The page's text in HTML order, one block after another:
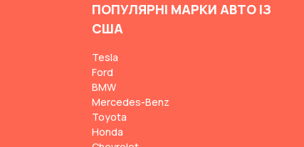
ПОПУЛЯРНІ МАРКИ АВТО ІЗ
США
Tesla
Ford
BMW
Mercedes-Benz
Toyota
Honda